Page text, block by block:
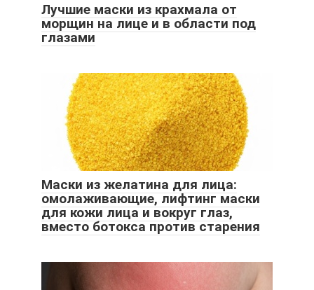
Лучшие маски из крахмала от
морщин на лице и в области под
глазами
Маски из желатина для лица:
омолаживающие, лифтинг маски
для кожи лица и вокруг глаз,
вместо ботокса против старения